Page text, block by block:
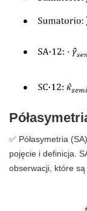
✅ Półasymetria
pojęcie i definicja.
obserwacji, które są